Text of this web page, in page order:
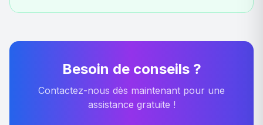
Besoin de conseils ?
Contactez-nous dès maintenant pour une
assistance gratuite !